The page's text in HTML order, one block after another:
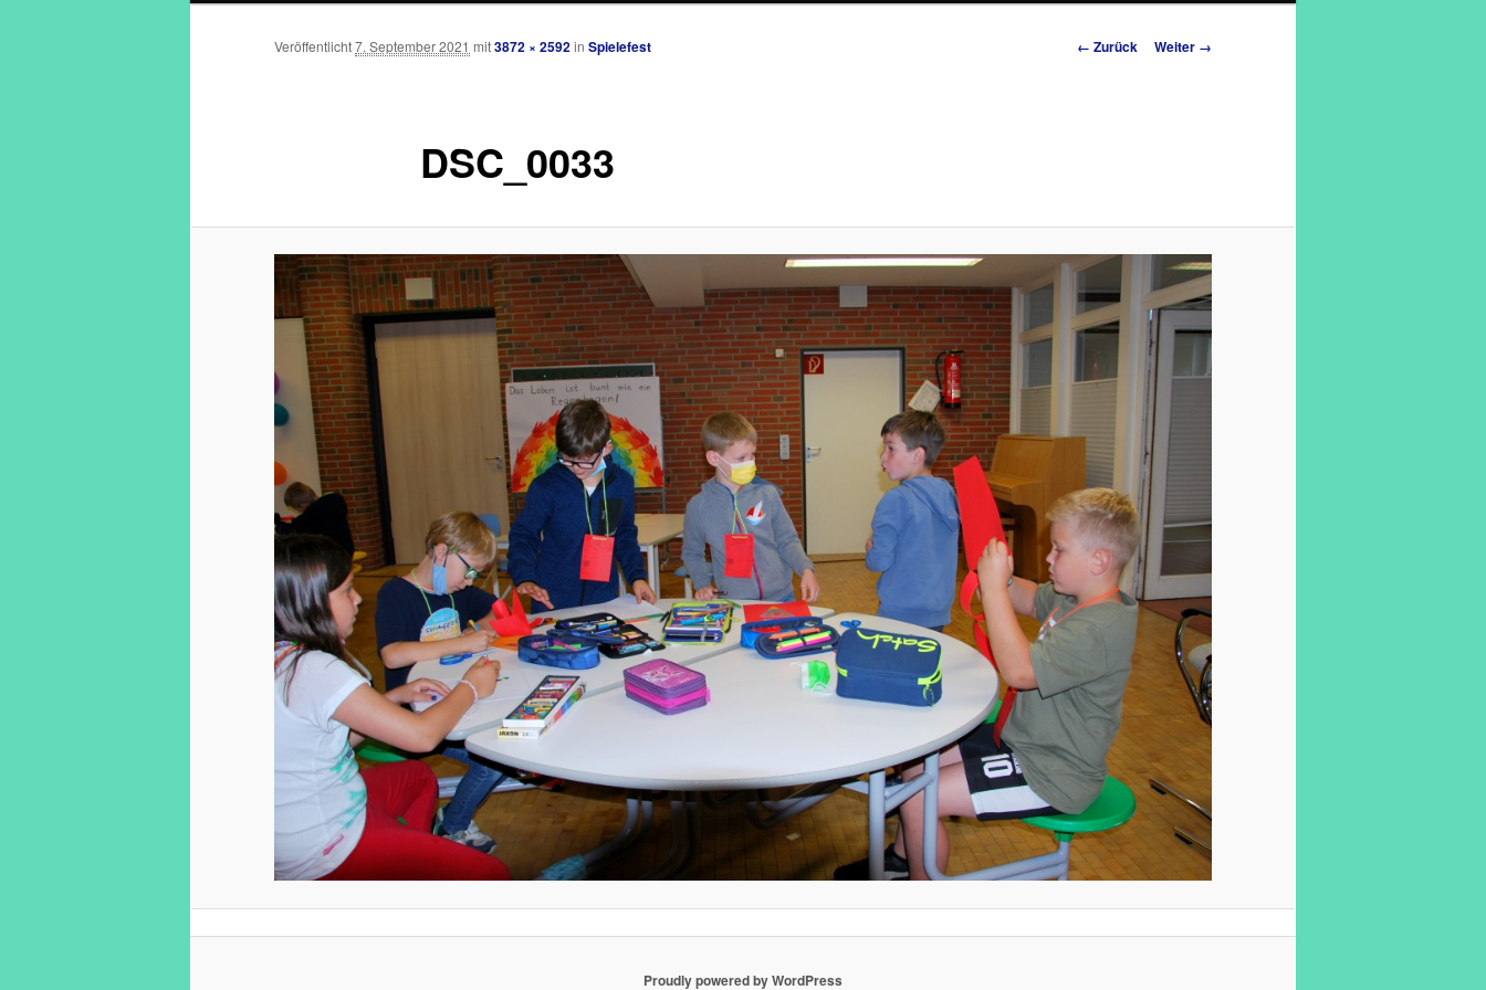
Bilder-Navigation
← Zurück Weiter →
DSC_0033
Veröffentlicht7. September 2021 mit3872 × 2592in Spielefest
Proudly powered by WordPress